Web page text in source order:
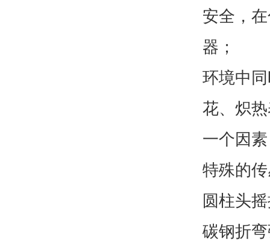
安全，
器；
环境中
花、炽
一个因
特殊的
圆柱头
碳钢折